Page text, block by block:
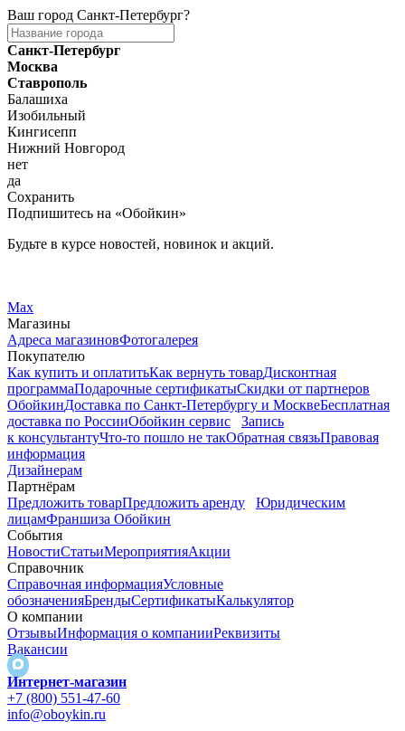
Ваш город Санкт-Петербург?
Санкт-Петербург
Москва
Ставрополь
Балашиха
Изобильный
Кингисепп
Нижний Новгород
нет
да
Сохранить
Подпишитесь на «Обойкин»
Будьте в курсе новостей, новинок и акций.
Max
Магазины
Адреса магазиновФотогалерея
Покупателю
Как купить и оплатитьКак вернуть товарДисконтная
программаПодарочные сертификатыСкидки от партнеров
ОбойкинДоставка по Санкт-Петербургу и МосквеБесплатная
доставка по РоссииОбойкин сервис
Запись
к консультантуЧто-то пошло не такОбратная связьПравовая
информация
Дизайнерам
Партнёрам
Предложить товарПредложить аренду
Юридическим
лицамФраншиза Обойкин
События
НовостиСтатьиМероприятияАкции
Справочник
Справочная информацияУсловные
обозначенияБрендыСертификатыКалькулятор
О компании
ОтзывыИнформация о компанииРеквизиты
Вакансии
Интернет-магазин
+7 (800) 551-47-60
info@oboykin.ru